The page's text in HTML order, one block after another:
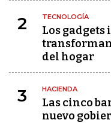
2 TECNOLOGÍA
Los gadgets
del hogar
3 HACIENDA
Las cinco
nuevo